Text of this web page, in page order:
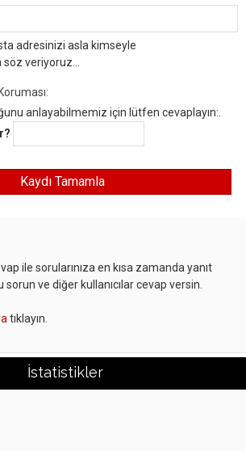
adresinizi asla kimseyle
veriyoruz...
anlayabilmemiz için lütfen cevaplayın:.
ile sorularınıza en kısa zamanda yanıt
ve diğer kullanıcılar cevap versin.
tıklayın.
İstatistikler